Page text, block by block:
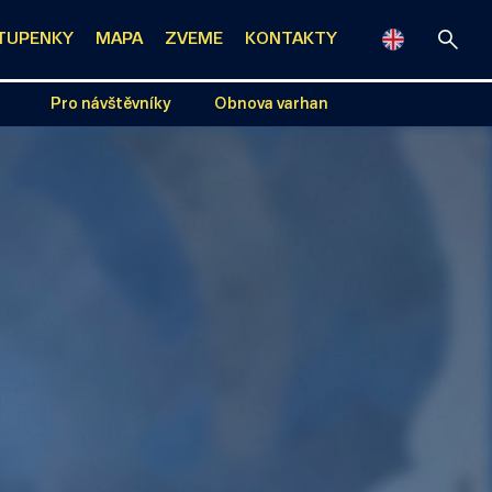
MAPA ZVEME KONTAKTY
Pro návštěvníky Obnova varhan